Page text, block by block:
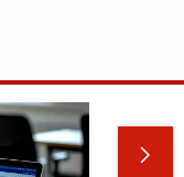
